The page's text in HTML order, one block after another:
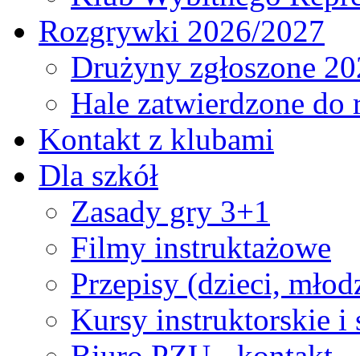
Rozgrywki 2026/2027
Drużyny zgłoszone
Hale zatwierdzone
Kontakt z klubami
Dla szkół
Zasady gry 3+1
Filmy instruktażowe
Przepisy (dzieci,
Kursy instruktorskie i